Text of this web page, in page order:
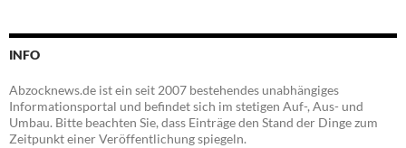
INFO
Abzocknews.de ist ein seit 2007 bestehendes unabhängiges
Informationsportal und befindet sich im stetigen Auf-, Aus- und
Umbau. Bitte beachten Sie, dass Einträge den Stand der Dinge zum
Zeitpunkt einer Veröffentlichung spiegeln.